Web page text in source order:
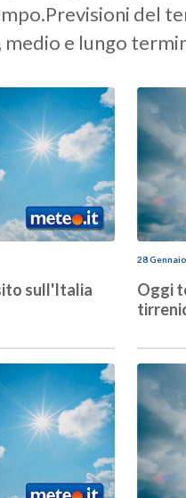
del
medio e lungo
sull'Italia
28
Oggi